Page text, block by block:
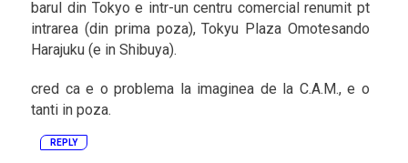
barul din Tokyo e intr-un centru comercial renumit pt
intrarea (din prima poza), Tokyu Plaza Omotesando
Harajuku (e in Shibuya).
cred ca e o problema la imaginea de la C.A.M., e o
tanti in poza.
REPLY